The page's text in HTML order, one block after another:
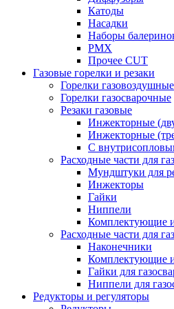
Катоды
Насадки
Наборы
PMX
Прочее CUT
Газовые горелки и резаки
Горелки газовоздушные
Горелки газосварочные
Резаки газовые
Инжекторные
Инжекторные
С
Расходные части для
Мундштуки для
Инжекторы
Гайки
Ниппели
Комплектующие
Расходные части для
Наконечники
Комплектующие
Гайки для
Ниппели для
Редукторы и регуляторы